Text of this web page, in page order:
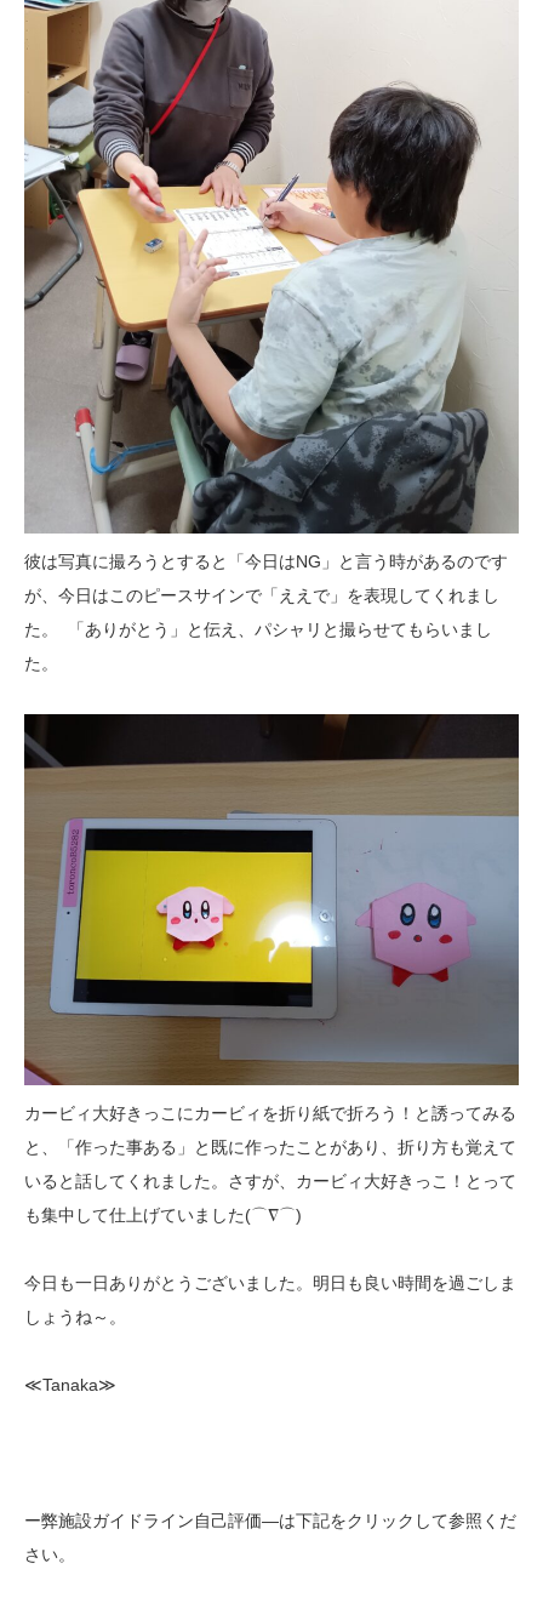
彼は写真に撮ろうとすると「今日はNG」と言う時があるのです
が、今日はこのピースサインで「ええで」を表現してくれまし
た。 「ありがとう」と伝え、パシャリと撮らせてもらいまし
た。
カービィ大好きっこにカービィを折り紙で折ろう！と誘ってみる
と、「作った事ある」と既に作ったことがあり、折り方も覚えて
いると話してくれました。さすが、カービィ大好きっこ！とって
も集中して仕上げていました(⌒∇⌒)
今日も一日ありがとうございました。明日も良い時間を過ごしま
しょうね～。
≪Tanaka≫
ー弊施設ガイドライン自己評価—は下記をクリックして参照くだ
さい。